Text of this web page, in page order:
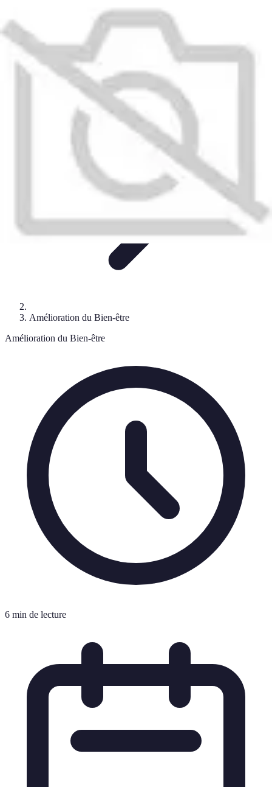
Astuces Naturelles
Astuces Pratiques
Relaxation
Routines et Habitudes Techniques de Relaxation
Astuces Anti Stress
Amélioration du Bien-être
Amélioration du Bien-être
6 min de lecture